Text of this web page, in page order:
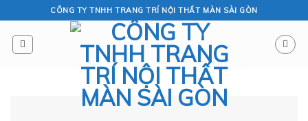
to
content
CÔNG TY TNHH TRANG TRÍ NỘI THẤT MÀN SÀI GÒN